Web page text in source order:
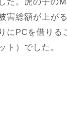
害総額が上が
にPCを借りる
ト）でした。